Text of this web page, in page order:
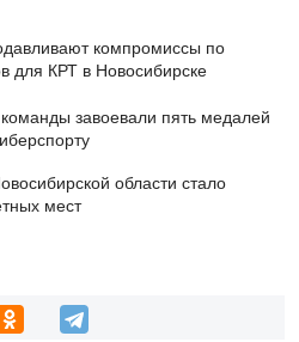
компромиссы по
для КРТ в Новосибирске
завоевали пять медалей
области стало
мест